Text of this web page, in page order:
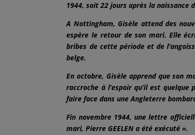
1944, soit 22 jours après la naissance
A Nottingham, Gisèle attend des
espère le retour de son mari. Elle
bribes de cette période et de
belge.
En octobre, Gisèle apprend que son
raccroche à l’espoir qu’il est
faire face dans une Angleterre
Fin novembre 1944, une lettre
mari, Pierre GEELEN a été exécuté ».